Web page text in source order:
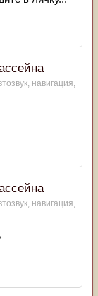
навигация,
навигация,